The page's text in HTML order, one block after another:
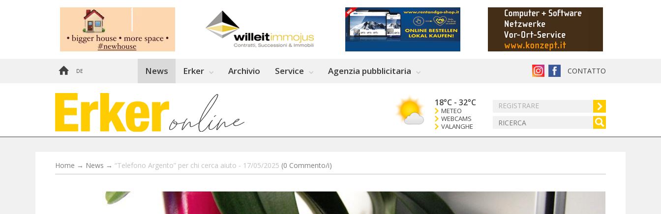
DE CONTATTO
News Erker Archivio Service Agenzia pubblicitaria
REGISTRARE
18°C - 32°C
METEO
WEBCAMS
VALANGHE
Home → News → “Telefono Argento” per chi cerca aiuto - 17/05/2025 (0 Commento/i)